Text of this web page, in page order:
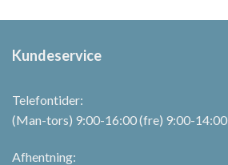
varesiden
Kundeservice
Telefontider:
(Man-tors) 9:00-16:00 (fre) 9:00-14:00
Afhentning: